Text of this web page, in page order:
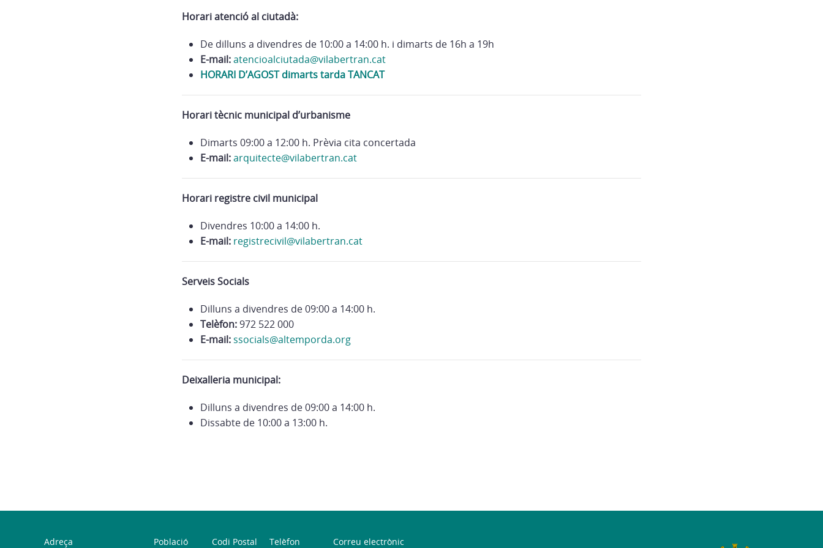
Horari atenció al ciutadà:
De dilluns a divendres de 10:00 a 14:00 h. i dimarts de 16h a 19h
E-mail:atencioalciutada@vilabertran.cat
HORARI D’AGOST dimarts tarda TANCAT
Horari tècnic municipal d’urbanisme
Dimarts 09:00 a 12:00 h. Prèvia cita concertada
E-mail:arquitecte@vilabertran.cat
Horari registre civil municipal
Divendres 10:00 a 14:00 h.
E-mail: registrecivil@vilabertran.cat
Serveis Socials
Dilluns a divendres de 09:00 a 14:00 h.
Telèfon:972 522 000
E-mail:ssocials@altemporda.org
Deixalleria municipal:
Dilluns a divendres de 09:00 a 14:00 h.
Dissabte de 10:00 a 13:00 h.
Adreça Població Codi Postal Telèfon Correu electrònic